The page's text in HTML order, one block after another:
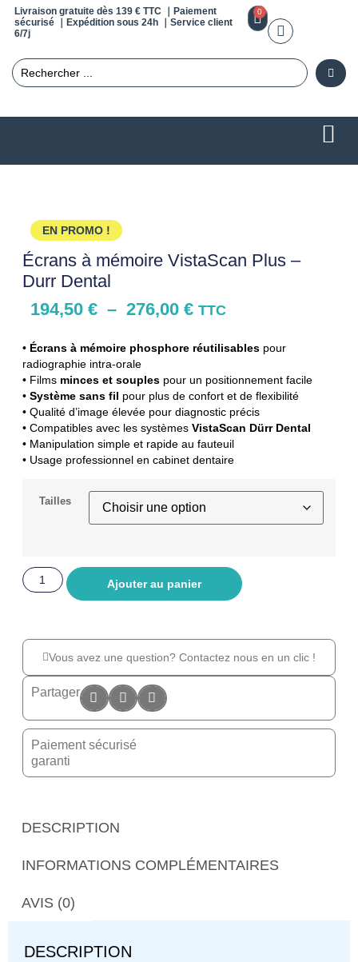
Livraison gratuite dès 139 € TTC ｜Paiement
sécurisé ｜Expédition sous 24h ｜Service client
6/7j
0
EN PROMO !
Écrans à mémoire VistaScan Plus –
Durr Dental
194,50 € – 276,00 € TTC
• Écrans à mémoire phosphore réutilisablespour
radiographie intra-orale
• Films minces et souplespour un positionnement facile
• Système sans fil pour plus de confort et de flexibilité
• Qualité d’image élevée pour diagnostic précis
• Compatibles avec les systèmes VistaScan Dürr Dental
• Manipulation simple et rapide au fauteuil
• Usage professionnel en cabinet dentaire
Tailles
Ajouter au panier
Vous avez une question? Contactez nous en un clic !
Partager
Paiement sécurisé
garanti
DESCRIPTION
INFORMATIONS COMPLÉMENTAIRES
AVIS (0)
DESCRIPTION